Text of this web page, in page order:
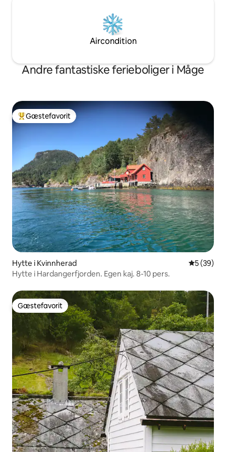
Aircondition
Andre fantastiske ferieboliger i Måge
Bedste gæstefavorit
Gæstefavorit
Hytte i Kvinnherad 5 ud af 5 i
5 (39)
Hytte i Hardangerfjorden. Egen kaj. 8-10 pers.
Gæstefavorit
Gæstefavorit